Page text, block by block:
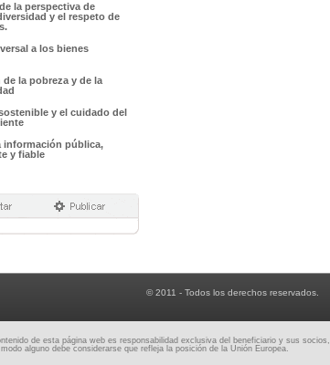
la perspectiva de
y el respeto de
a los bienes
de la pobreza y de la
y el cuidado del
información pública,
y fiable
© 2011 - Todos los derechos reservados.
de esta página web es responsabilidad exclusiva del beneficiario y sus socios,
alguno debe considerarse que refleja la posición de la Unión Europea.